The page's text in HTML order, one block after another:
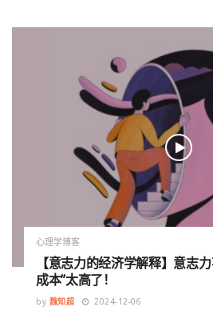
心理学博客
【意志力的经济学解释】意志
成本”太高了！
by 魏知超 2024-12-06